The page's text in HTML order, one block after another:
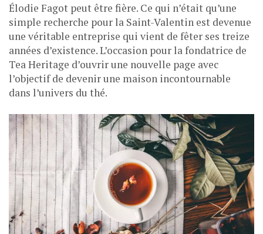
Élodie Fagot peut être fière. Ce qui n’était qu’une
simple recherche pour la Saint-Valentin est devenue
une véritable entreprise qui vient de fêter ses treize
années d’existence. L’occasion pour la fondatrice de
Tea Heritage d’ouvrir une nouvelle page avec
l’objectif de devenir une maison incontournable
dans l’univers du thé.